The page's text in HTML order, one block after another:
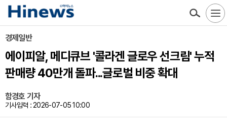
경제일반
에이피알, 메디큐브 '콜라겐 글로우 선크림' 누적
판매량 40만개 돌파...글로벌 비중 확대
함경호 기자
기사입력 : 2026-07-05 10:00